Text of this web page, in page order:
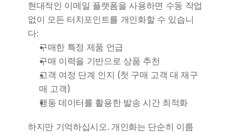
현대적인 이메일 플랫폼을 사용하면 수동 작업
없이 모든 터치포인트를 개인화할 수 있습니
다:
구매한 특정 제품 언급
구매 이력을 기반으로 상품 추천
고객 여정 단계 인지 (첫 구매 고객 대 재구
매 고객)
행동 데이터를 활용한 발송 시간 최적화
하지만 기억하십시오. 개인화는 단순히 이름